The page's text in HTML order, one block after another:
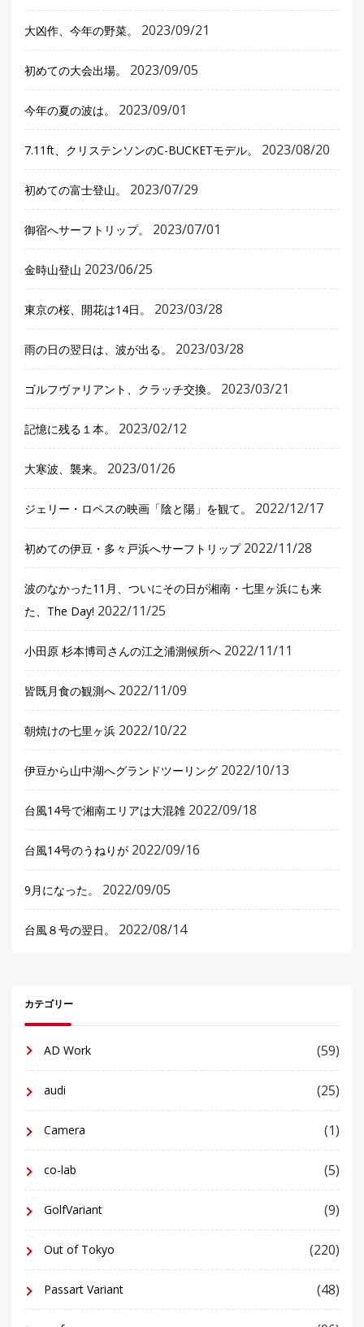
大凶作、今年の野菜。 2023/09/21
初めての大会出場。 2023/09/05
今年の夏の波は。 2023/09/01
7.11ft、クリステンソンのC-BUCKETモデル。 2023/08/20
初めての富士登山。 2023/07/29
御宿へサーフトリップ。 2023/07/01
金時山登山 2023/06/25
東京の桜、開花は14日。 2023/03/28
雨の日の翌日は、波が出る。 2023/03/28
ゴルフヴァリアント、クラッチ交換。 2023/03/21
記憶に残る１本。 2023/02/12
大寒波、襲来。 2023/01/26
ジェリー・ロペスの映画「陰と陽」を観て。 2022/12/17
初めての伊豆・多々戸浜へサーフトリップ 2022/11/28
波のなかった11月、ついにその日が湘南・七里ヶ浜にも来
た、The Day! 2022/11/25
小田原 杉本博司さんの江之浦測候所へ 2022/11/11
皆既月食の観測へ 2022/11/09
朝焼けの七里ヶ浜 2022/10/22
伊豆から山中湖へグランドツーリング 2022/10/13
台風14号で湘南エリアは大混雑 2022/09/18
台風14号のうねりが 2022/09/16
9月になった。 2022/09/05
台風８号の翌日。 2022/08/14
カテゴリー
AD Work (59)
audi (25)
Camera (1)
co-lab (5)
GolfVariant (9)
Out of Tokyo (220)
Passart Variant (48)